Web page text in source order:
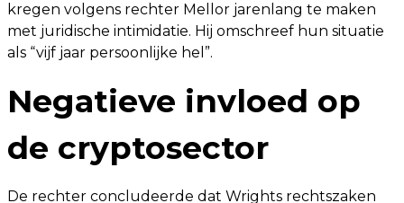
kregen volgens rechter Mellor jarenlang te maken
met juridische intimidatie. Hij omschreef hun situatie
als “vijf jaar persoonlijke hel”.
Negatieve invloed op
de cryptosector
De rechter concludeerde dat Wrights rechtszaken